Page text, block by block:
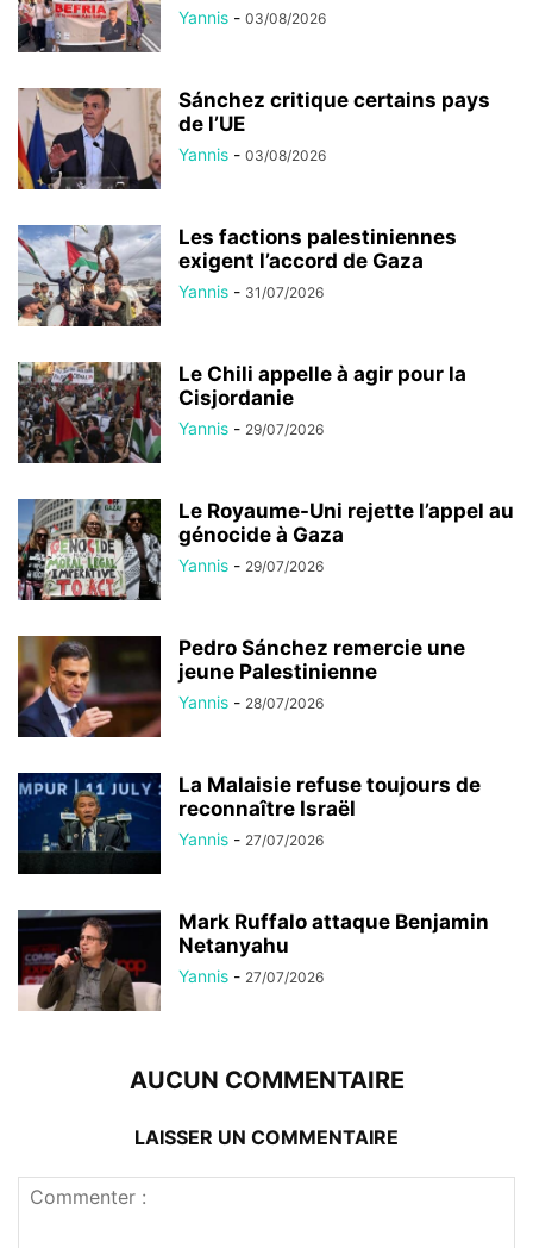
Yannis - 03/08/2026
Sánchez critique certains pays
de l’UE
Yannis - 03/08/2026
Les factions palestiniennes
exigent l’accord de Gaza
Yannis - 31/07/2026
Le Chili appelle à agir pour la
Cisjordanie
Yannis - 29/07/2026
Le Royaume-Uni rejette l’appel au
génocide à Gaza
Yannis - 29/07/2026
Pedro Sánchez remercie une
jeune Palestinienne
Yannis - 28/07/2026
La Malaisie refuse toujours de
reconnaître Israël
Yannis - 27/07/2026
Mark Ruffalo attaque Benjamin
Netanyahu
Yannis - 27/07/2026
AUCUN COMMENTAIRE
LAISSER UN COMMENTAIRE